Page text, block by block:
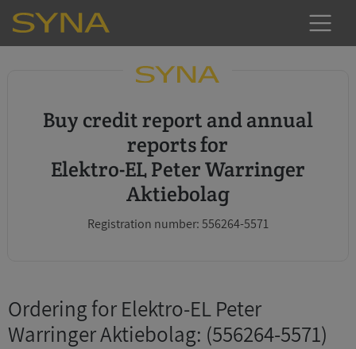
Buy credit report and annual
reports for
Elektro-EL Peter Warringer
Aktiebolag
Registration number: 556264-5571
Ordering for Elektro-EL Peter
Warringer Aktiebolag: (556264-5571)